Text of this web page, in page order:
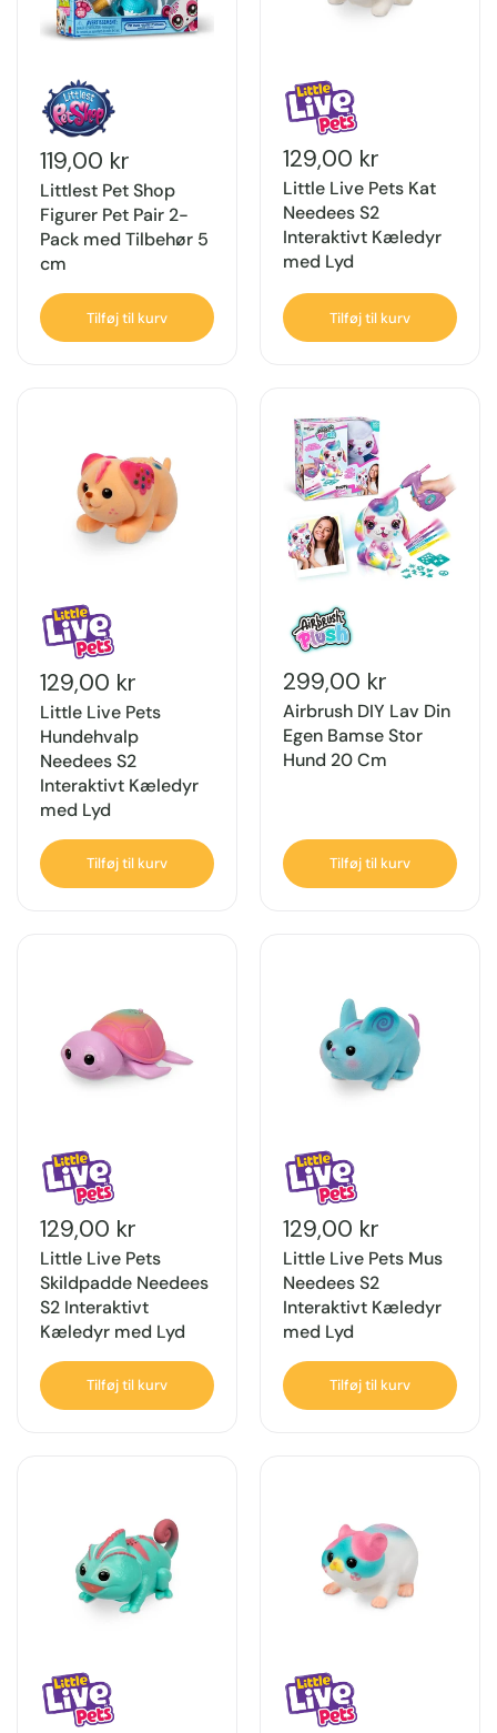
119,00 kr
Littlest Pet Shop
Figurer Pet Pair 2-
Pack med Tilbehør 5
cm
Tilføj til kurv
129,00 kr
Little Live Pets Kat
Needees S2
Interaktivt Kæledyr
med Lyd
Tilføj til kurv
129,00 kr
Little Live Pets
Hundehvalp
Needees S2
Interaktivt Kæledyr
med Lyd
Tilføj til kurv
299,00 kr
Airbrush DIY Lav Din
Egen Bamse Stor
Hund 20 Cm
Tilføj til kurv
129,00 kr
Little Live Pets
Skildpadde Needees
S2 Interaktivt
Kæledyr med Lyd
Tilføj til kurv
129,00 kr
Little Live Pets Mus
Needees S2
Interaktivt Kæledyr
med Lyd
Tilføj til kurv